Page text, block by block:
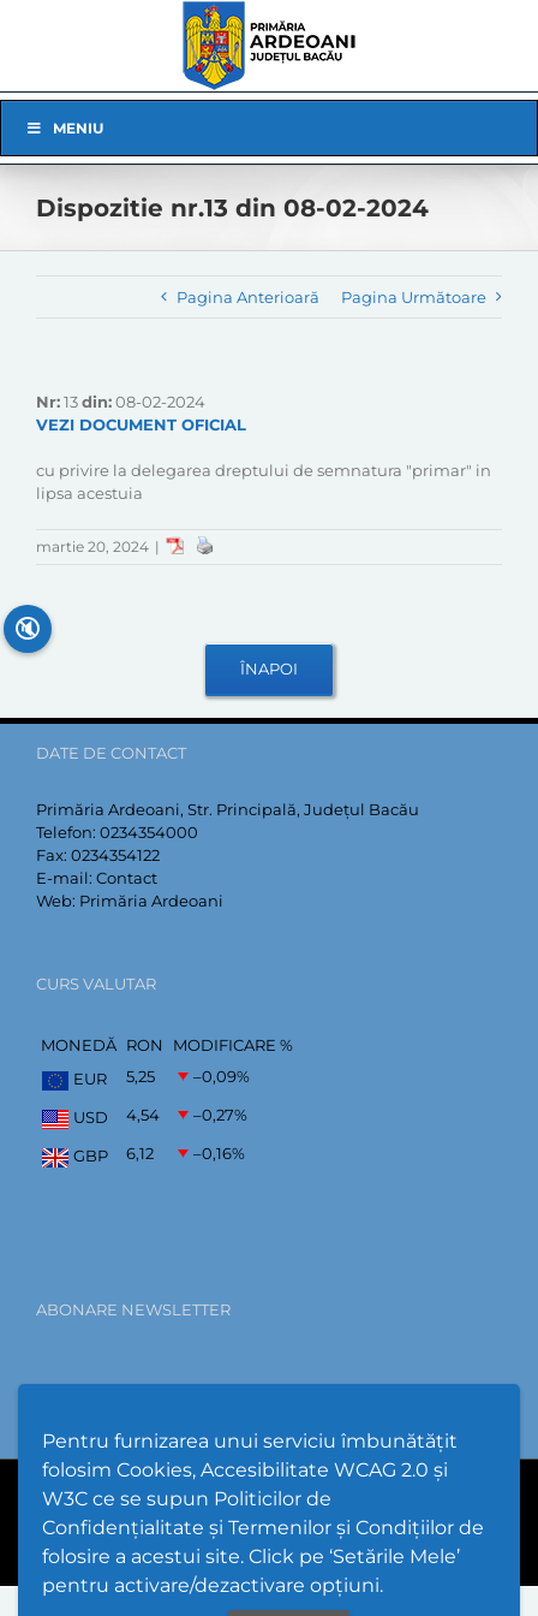
Pentru furnizarea unui serviciu îmbunătățit
folosim Cookies, Accesibilitate WCAG 2.0 și
W3C ce se supun Politicilor de
Confidențialitate și Termenilor și Condițiilor de
folosire a acestui site. Click pe ‘Setările Mele’
pentru activare/dezactivare opțiuni.
Navigation
MENIU
Dispozitie nr.13 din 08-02-2024
Pagina Anterioară Pagina Următoare
Nr:13din:08-02-2024
VEZI DOCUMENT OFICIAL
cu privire la delegarea dreptului de semnatura "primar" in
lipsa acestuia
martie 20, 2024 |
DATE DE CONTACT
Primăria Ardeoani, Str. Principală, Județul Bacău
Telefon: 0234354000
Fax: 0234354122
E-mail: Contact
Web: Primăria Ardeoani
CURS VALUTAR
MONEDĂ RON
MODIFICARE %
EUR
5,25 –0,09%
USD 4,54 –0,27%
GBP 6,12 –0,16%
ABONARE NEWSLETTER
Hartă Website
🔇